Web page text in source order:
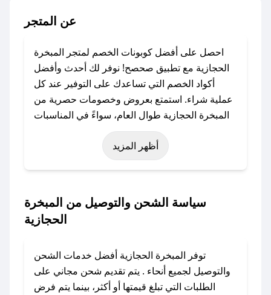
عن المتجر
احصل على أفضل كوبونات الخصم لمتجر المبخرة
الحجازية مع تطبيق صحصح! نوفر لك أحدث وأفضل
أكواد الخصم التي تساعدك على التوفير عند كل
عملية شراء. استمتع بعروض وخصومات حصرية من
المبخرة الحجازية طوال العام، سواءً في المناسبات
مثل عيد الفطر، عيد الأضحى، الجمعة البيضاء (شهر
نوفمبر)، رمضان، اليوم الوطني، يوم التأسيس، أو
حتى عروض خاصة أخرى.
الحجازية؟
باستخدام تطبيق صحصح، يمكنك العثور بسهولة على
الكوبون، تواصل معنا عبر تويتر أو البريد الإلكتروني
لإضافته بسرعة.
أظهر المزيد
سياسة الشحن والتوصيل من المبخرة
الحجازية
توفر المبخرة الحجازية أفضل خدمات الشحن
والتوصيل لجميع أنحاء . يتم تقديم شحن مجاني على
الطلبات التي تبلغ قيمتها أو أكثر، بينما يتم فرض